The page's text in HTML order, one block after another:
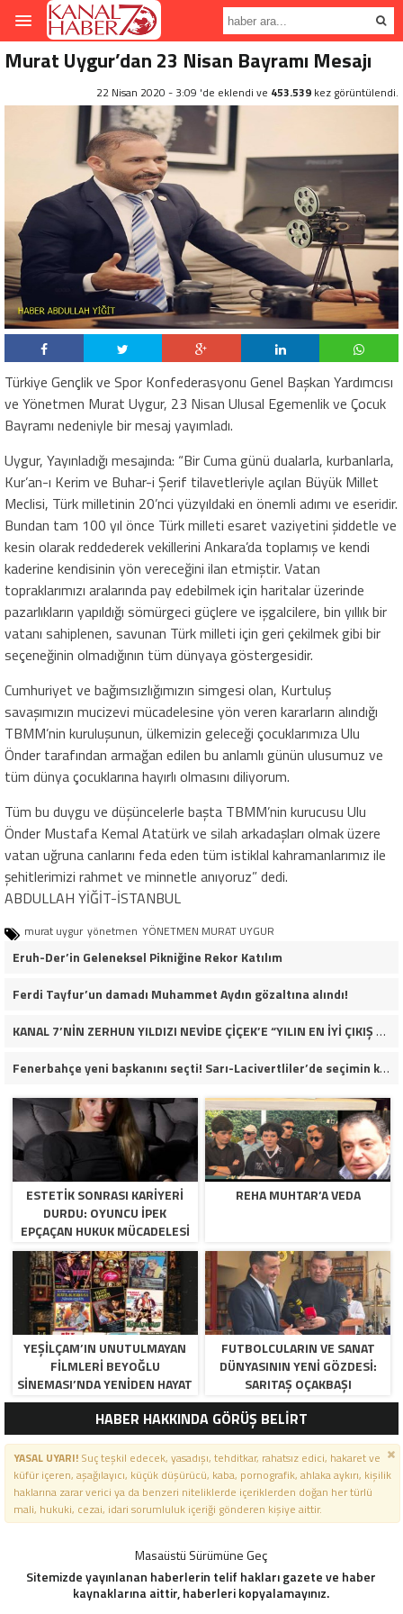
Murat Uygur’dan 23 Nisan Bayramı Mesajı
22 Nisan 2020 - 3:09 'de eklendi ve 453.539 kez görüntülendi.
Türkiye Gençlik ve Spor Konfederasyonu Genel Başkan Yardımcısı
ve Yönetmen Murat Uygur, 23 Nisan Ulusal Egemenlik ve Çocuk
Bayramı nedeniyle bir mesaj yayımladı.
Uygur, Yayınladığı mesajında: “Bir Cuma günü dualarla, kurbanlarla,
Kur’an-ı Kerim ve Buhar-i Şerif tilavetleriyle açılan Büyük Millet
Meclisi, Türk milletinin 20’nci yüzyıldaki en önemli adımı ve eseridir.
Bundan tam 100 yıl önce Türk milleti esaret vaziyetini şiddetle ve
kesin olarak reddederek vekillerini Ankara’da toplamış ve kendi
kaderine kendisinin yön vereceğini ilan etmiştir. Vatan
topraklarımızı aralarında pay edebilmek için haritalar üzerinde
pazarlıkların yapıldığı sömürgeci güçlere ve işgalcilere, bin yıllık bir
vatanı sahiplenen, savunan Türk milleti için geri çekilmek gibi bir
seçeneğinin olmadığının tüm dünyaya göstergesidir.
Cumhuriyet ve bağımsızlığımızın simgesi olan, Kurtuluş
savaşımızın mucizevi mücadelesine yön veren kararların alındığı
TBMM’nin kuruluşunun, ülkemizin geleceği çocuklarımıza Ulu
Önder tarafından armağan edilen bu anlamlı günün ulusumuz ve
tüm dünya çocuklarına hayırlı olmasını diliyorum.
Tüm bu duygu ve düşüncelerle başta TBMM’nin kurucusu Ulu
Önder Mustafa Kemal Atatürk ve silah arkadaşları olmak üzere
vatan uğruna canlarını feda eden tüm istiklal kahramanlarımız ile
şehitlerimizi rahmet ve minnetle anıyoruz” dedi.
ABDULLAH YİĞİT-İSTANBUL
murat uygur yönetmen YÖNETMEN MURAT UYGUR
Eruh-Der’in Geleneksel Pikniğine Rekor Katılım
Ferdi Tayfur’un damadı Muhammet Aydın gözaltına alındı!
KANAL 7’NİN ZERHUN YILDIZI NEVİDE ÇİÇEK’E “YILIN EN İYİ ÇIKIŞ YAPAN KADIN OYUNCUSU” ÖDÜLÜ!
Fenerbahçe yeni başkanını seçti! Sarı-Lacivertliler’de seçimin kazananı Aziz Yıldırım oldu
ESTETIK SONRASI KARIYERI
DURDU: OYUNCU İPEK
EPÇAÇAN HUKUK MÜCADELESI
VERIYOR
REHA MUHTAR’A VEDA
YEŞILÇAM’IN UNUTULMAYAN
FILMLERI BEYOĞLU
SINEMASI’NDA YENIDEN HAYAT
BULUYOR
FUTBOLCULARIN VE SANAT
DÜNYASININ YENI GÖZDESI:
SARITAŞ OÇAKBAŞI
HABER HAKKINDA GÖRÜŞ BELİRT
YASAL UYARI!Suç teşkil edecek, yasadışı, tehditkar, rahatsız edici, hakaret ve
küfür içeren, aşağılayıcı, küçük düşürücü, kaba, pornografik, ahlaka aykırı, kişilik
haklarına zarar verici ya da benzeri niteliklerde içeriklerden doğan her türlü
mali, hukuki, cezai, idari sorumluluk içeriği gönderen kişiye aittir.
Masaüstü Sürümüne Geç
Sitemizde yayınlanan haberlerin telif hakları gazete ve haber
kaynaklarına aittir, haberleri kopyalamayınız.